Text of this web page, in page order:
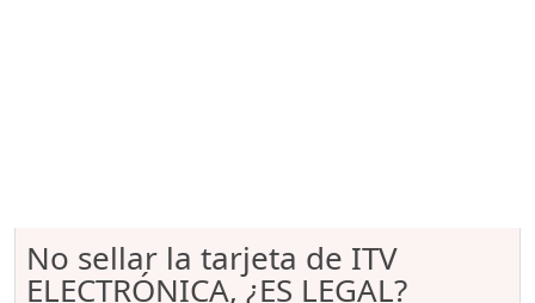
No sellar la tarjeta de ITV
ELECTRÓNICA, ¿ES LEGAL?